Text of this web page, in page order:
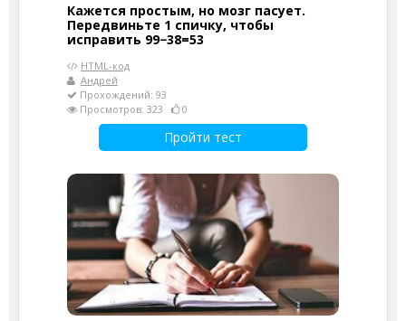
Кажется простым, но мозг пасует.
Передвиньте 1 спичку, чтобы
исправить 99−38=53
HTML-код
Андрей
Прохождений: 93
Просмотров: 323
0
Пройти тест